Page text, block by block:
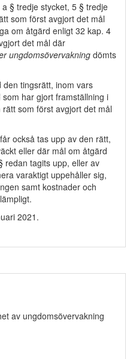
§ tredje stycket, 5 § tredje
som först avgjort det mål
om åtgärd enligt 32 kap. 4
det mål där
ungdomsövervakning dömts
den tingsrätt, inom vars
har gjort framställning i
som först avgjort det mål
också tas upp av den rätt,
eller där mål om åtgärd
redan tagits upp, eller av
varaktigt uppehåller sig,
samt kostnader och
2021.
av ungdomsövervakning